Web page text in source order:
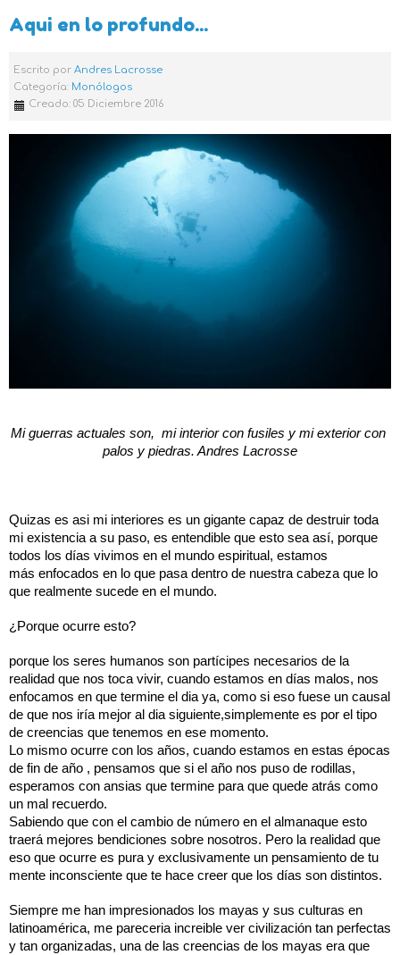
Aqui en lo profundo...
Escrito por Andres Lacrosse
Categoría: Monólogos
Creado: 05 Diciembre 2016
Mi guerras actuales son,  mi interior con fusiles y mi exterior con
palos y piedras. Andres Lacrosse
Quizas es asi mi interiores es un gigante capaz de destruir toda
mi existencia a su paso, es entendible que esto sea así, porque
todos los días vivimos en el mundo espiritual, estamos
más enfocados en lo que pasa dentro de nuestra cabeza que lo
que realmente sucede en el mundo.
¿Porque ocurre esto?
porque los seres humanos son partícipes necesarios de la
realidad que nos toca vivir, cuando estamos en días malos, nos
enfocamos en que termine el dia ya, como si eso fuese un causal
de que nos iría mejor al dia siguiente,simplemente es por el tipo
de creencias que tenemos en ese momento.
Lo mismo ocurre con los años, cuando estamos en estas épocas
de fin de año , pensamos que si el año nos puso de rodillas,
esperamos con ansias que termine para que quede atrás como
un mal recuerdo.
Sabiendo que con el cambio de número en el almanaque esto
traerá mejores bendiciones sobre nosotros. Pero la realidad que
eso que ocurre es pura y exclusivamente un pensamiento de tu
mente inconsciente que te hace creer que los días son distintos.
Siempre me han impresionados los mayas y sus culturas en
latinoamérica, me pareceria increible ver civilización tan perfectas
y tan organizadas, una de las creencias de los mayas era que